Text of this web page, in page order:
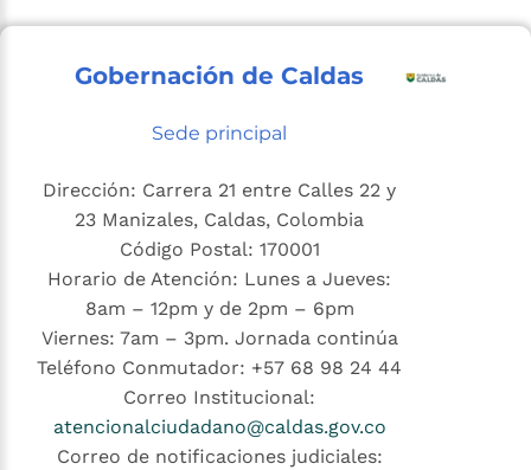
Gobernación de Caldas
Sede principal
Dirección: Carrera 21 entre Calles 22 y
23 Manizales, Caldas, Colombia
Código Postal: 170001
Horario de Atención: Lunes a Jueves:
8am – 12pm y de 2pm – 6pm
Viernes: 7am – 3pm. Jornada continúa
Teléfono Conmutador: +57 68 98 24 44
Correo Institucional:
atencionalciudadano@caldas.gov.co
Correo de notificaciones judiciales: